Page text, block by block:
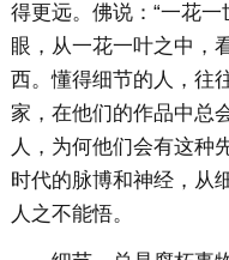
得更远。佛说：“一花
眼，从一花一叶之中，
西。懂得细节的人，往
家，在他们的作品中总
人，为何他们会有这种
时代的脉博和神经，从
人之不能悟。